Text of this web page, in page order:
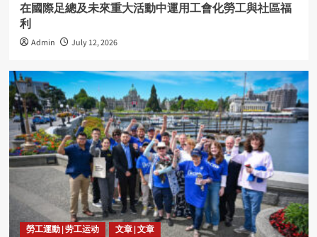
在國際足總及未來重大活動中運用工會化勞工與社區福
利
Admin July 12, 2026
勞工運動 | 劳工运动 文章 | 文章